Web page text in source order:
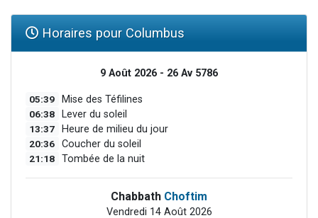
Horaires pour Columbus
9 Août 2026 - 26 Av 5786
05:39 Mise des Téfilines
06:38 Lever du soleil
13:37 Heure de milieu du jour
20:36 Coucher du soleil
21:18 Tombée de la nuit
Chabbath Choftim
Vendredi 14 Août 2026